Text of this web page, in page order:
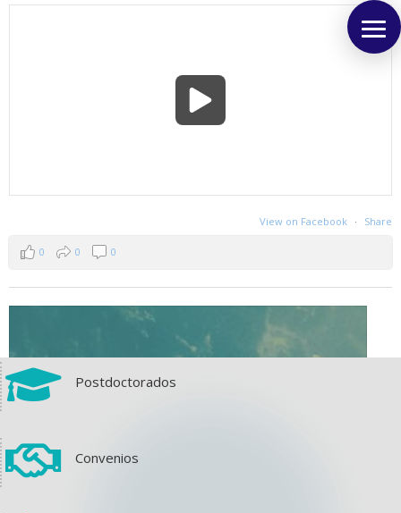
View on Facebook · Share
0 0 0
 Postdoctorados
 Convenios